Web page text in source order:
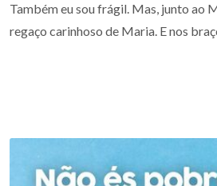
Também eu sou frágil. Mas, junto ao
regaço carinhoso de Maria. E nos